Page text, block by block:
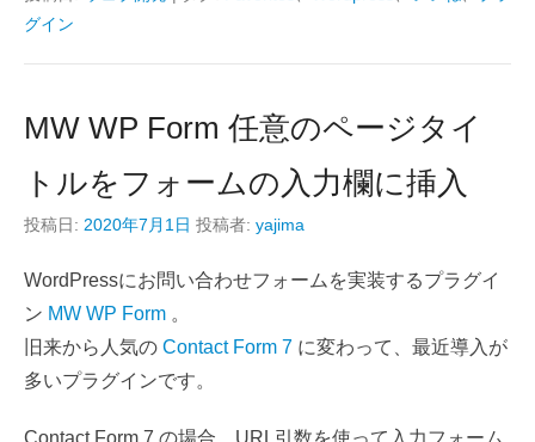
グイン
MW WP Form 任意のページタイ
トルをフォームの入力欄に挿入
投稿日: 2020年7月1日 投稿者: yajima
WordPressにお問い合わせフォームを実装するプラグイ
ン MW WP Form 。
旧来から人気の Contact Form 7 に変わって、最近導入が
多いプラグインです。
Contact Form 7 の場合、URL引数を使って入力フォーム